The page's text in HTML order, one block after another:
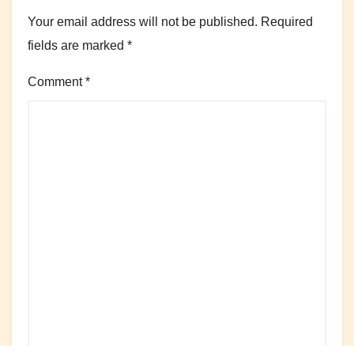
Your email address will not be published. Required
fields are marked *
Comment*